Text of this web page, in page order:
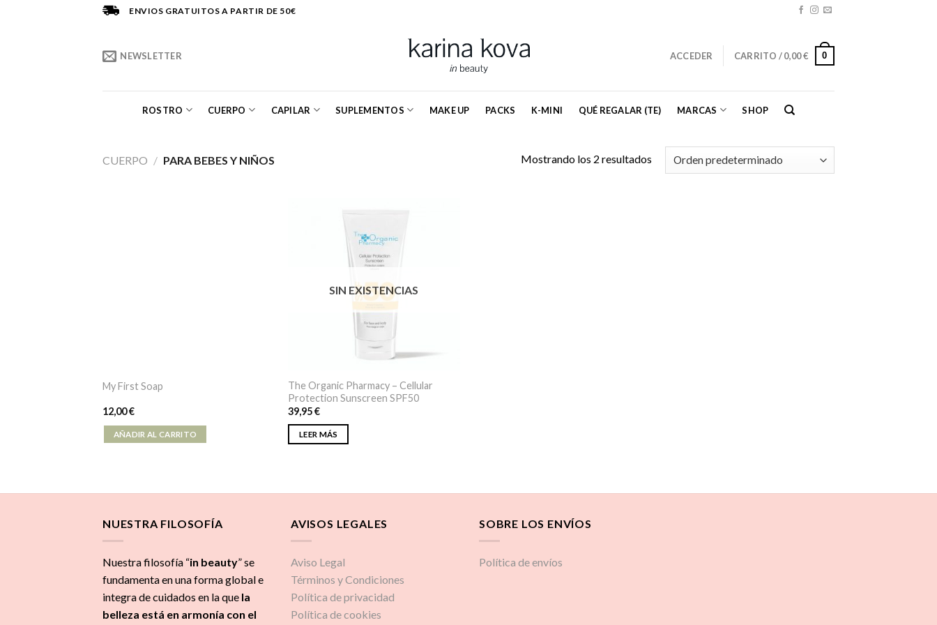
ENVIOS GRATUITOS A PARTIR DE 50€
NEWSLETTER ACCEDER CARRITO /0,00€ 0
ROSTRO CUERPO CAPILAR SUPLEMENTOS MAKE UP PACKS K-MINI QUÉ REGALAR (TE) MARCAS SHOP
CUERPO / PARA BEBES Y NIÑOS Mostrando los 2 resultados
My First Soap
12,00€
AÑADIR AL CARRITO
SIN EXISTENCIAS
The Organic Pharmacy – Cellular
Protection Sunscreen SPF50
39,95€
LEER MÁS
NUESTRA FILOSOFÍA
Nuestra filosofía “in beauty” se
fundamenta en una forma global e
integra de cuidados en la que la
belleza está en armonía con el
AVISOS LEGALES
Aviso Legal
Términos y Condiciones
Política de privacidad
Política de cookies
SOBRE LOS ENVÍOS
Política de envíos